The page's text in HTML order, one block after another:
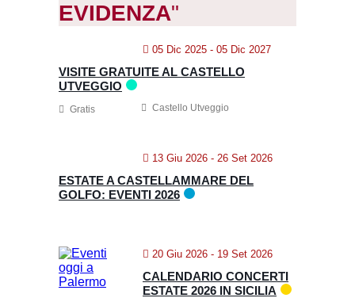
EVIDENZA"
05 Dic 2025 - 05 Dic 2027
VISITE GRATUITE AL CASTELLO
UTVEGGIO
Castello Utveggio
Gratis
13 Giu 2026 - 26 Set 2026
ESTATE A CASTELLAMMARE DEL
GOLFO: EVENTI 2026
20 Giu 2026 - 19 Set 2026
CALENDARIO CONCERTI
ESTATE 2026 IN SICILIA